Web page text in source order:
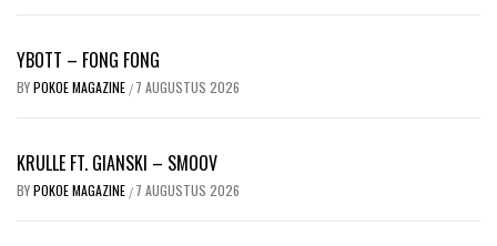
YBOTT – FONG FONG
BYPOKOE MAGAZINE / 7 AUGUSTUS 2026
KRULLE FT. GIANSKI – SMOOV
BYPOKOE MAGAZINE / 7 AUGUSTUS 2026